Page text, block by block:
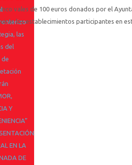
las
del
de
Y
EN LA
DE
vales de 100 euros donados por el
los establecimientos participantes en